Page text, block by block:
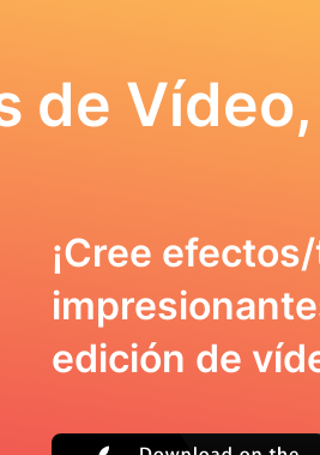
de
¡Cree
edición de